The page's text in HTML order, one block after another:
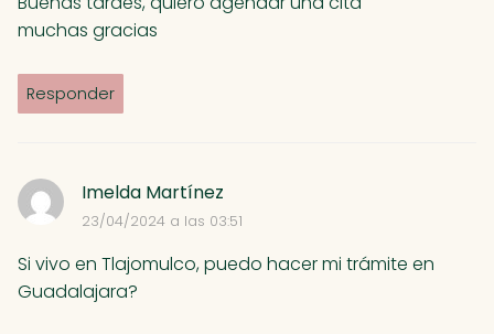
muchas gracias
Responder
Imelda Martínez
23/04/2024 a las 03:51
Si vivo en Tlajomulco, puedo hacer mi trámite en
Guadalajara?